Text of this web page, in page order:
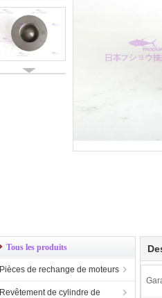
Tous les produits
Pièces de rechange de moteurs
Revêtement de cylindre de